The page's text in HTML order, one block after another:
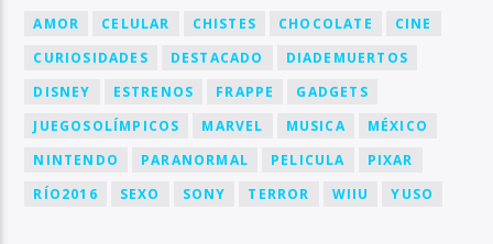
AMOR CELULAR CHISTES CHOCOLATE
CINE
CURIOSIDADES
DESTACADO
DIADEMUERTOS
DISNEY
ESTRENOS FRAPPE
GADGETS
JUEGOSOLÍMPICOS
MARVEL MUSICA
MÉXICO
NINTENDO
PARANORMAL PELICULA
PIXAR
RÍO2016
SEXO SONY TERROR WIIU YUSO